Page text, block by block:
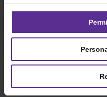
consimțământul oricând,
setările dvs. de cookie-uri.
privind utilizarea modulelor